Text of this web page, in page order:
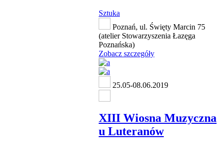
Sztuka
Poznań, ul. Święty Marcin 75
(atelier Stowarzyszenia Łazęga
Poznańska)
Zobacz szczegóły
25.05-08.06.2019
XIII Wiosna Muzyczna
u Luteranów